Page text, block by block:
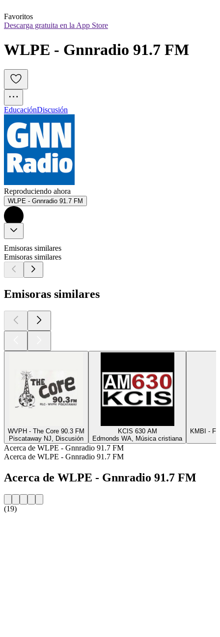
Favoritos
Descarga gratuita en la App Store
WLPE - Gnnradio 91.7 FM
EducaciónDiscusión
Reproduciendo ahora
WLPE - Gnnradio 91.7 FM
Emisoras similares
Emisoras similares
Emisoras similares
WVPH - The Core 90.3 FM
Piscataway NJ, Discusión
KCIS 630 AM
Edmonds WA, Música cristiana
KMBI -
Acerca de WLPE - Gnnradio 91.7 FM
Acerca de WLPE - Gnnradio 91.7 FM
Acerca de WLPE - Gnnradio 91.7 FM
(19)